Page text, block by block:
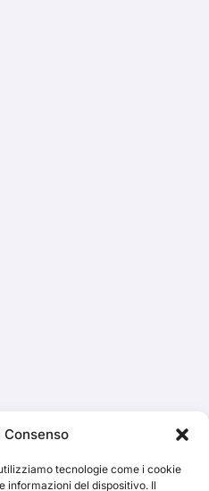
Consenso
tecnologie come i cookie
informazioni del dispositivo. IlCerca